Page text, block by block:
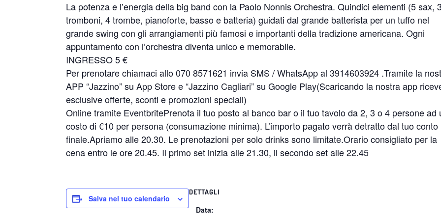
La potenza e l’energia della big band con la Paolo Nonnis Orchestra. Quindici elementi (5 sax, 3
tromboni, 4 trombe, pianoforte, basso e batteria) guidati dal grande batterista per un tuffo nel
grande swing con gli arrangiamenti più famosi e importanti della tradizione americana. Ogni
appuntamento con l’orchestra diventa unico e memorabile.
INGRESSO 5 €
Per prenotare chiamaci allo 070 8571621 invia SMS / WhatsApp al 3914603924 .Tramite la
APP “Jazzino” su App Store e “Jazzino Cagliari” su Google Play(Scaricando la nostra app
esclusive offerte, sconti e promozioni speciali)
Online tramite EventbritePrenota il tuo posto al banco bar o il tuo tavolo da 2, 3 o 4 persone ad
costo di €10 per persona (consumazione minima). L’importo pagato verrà detratto dal tuo conto
finale.Apriamo alle 20.30. Le prenotazioni per solo drinks sono limitate.Orario consigliato per la
cena entro le ore 20.45. Il primo set inizia alle 21.30, il secondo set alle 22.45
Salva nel tuo calendario
DETTAGLI
Data: